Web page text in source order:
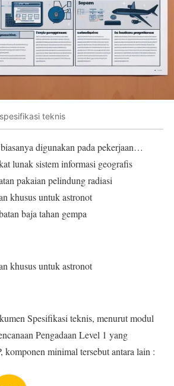
teknis
digunakan pada pekerjaan…
lunak sistem informasi geografis
pakaian pelindung radiasi
khusus untuk astronot
baja tahan gempa
khusus untuk astronot
Spesifikasi teknis, menurut modul
Pengadaan Level 1 yang
minimal tersebut antara lain :